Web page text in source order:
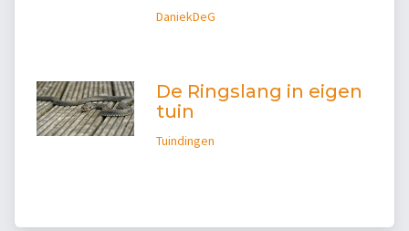
DaniekDeG
De Ringslang in eigen
tuin
Tuindingen